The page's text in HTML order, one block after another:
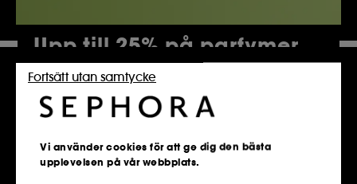
Upp till 25% på parfymer
4 884 Produkter
Vi använder cookies för att ge dig den bästa
upplevelsen på vår webbplats.
Fortsätt utan samtycke